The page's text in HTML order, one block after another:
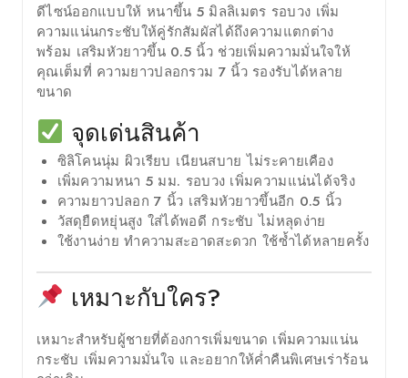
ดีไซน์ออกแบบให้ หนาขึ้น 5 มิลลิเมตร รอบวง เพิ่ม
ความแน่นกระชับให้คู่รักสัมผัสได้ถึงความแตกต่าง
พร้อม เสริมหัวยาวขึ้น 0.5 นิ้วช่วยเพิ่มความมั่นใจให้
คุณเต็มที่ ความยาวปลอกรวม 7 นิ้วรองรับได้หลาย
ขนาด
จุดเด่นสินค้า
ซิลิโคนนุ่ม ผิวเรียบ เนียนสบาย ไม่ระคายเคือง
เพิ่มความหนา 5 มม. รอบวง เพิ่มความแน่นได้จริง
ความยาวปลอก 7 นิ้ว เสริมหัวยาวขึ้นอีก 0.5 นิ้ว
วัสดุยืดหยุ่นสูง ใส่ได้พอดี กระชับ ไม่หลุดง่าย
ใช้งานง่าย ทำความสะอาดสะดวก ใช้ซ้ำได้หลายครั้ง
เหมาะกับใคร?
เหมาะสำหรับผู้ชายที่ต้องการเพิ่มขนาด เพิ่มความแน่น
กระชับ เพิ่มความมั่นใจ และอยากให้ค่ำคืนพิเศษเร่าร้อน